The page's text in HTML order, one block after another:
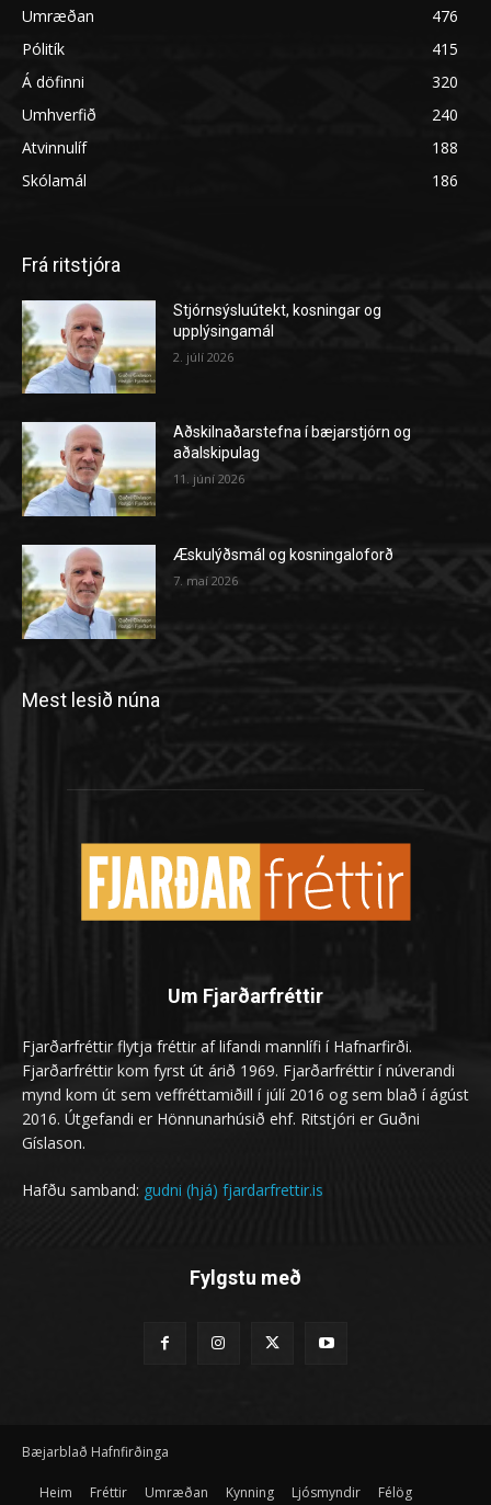
Umræðan
476
Pólitík
415
Á döfinni
320
Umhverfið
240
Atvinnulíf
188
Skólamál
186
Frá ritstjóra
Stjórnsýsluútekt, kosningar og
upplýsingamál
2. júlí 2026
Aðskilnaðarstefna í bæjarstjórn og
aðalskipulag
11. júní 2026
Æskulýðsmál og kosningaloforð
7. maí 2026
Mest lesið núna
Um Fjarðarfréttir
Fjarðarfréttir flytja fréttir af lifandi mannlífi í Hafnarfirði.
Fjarðarfréttir kom fyrst út árið 1969. Fjarðarfréttir í núverandi
mynd kom út sem veffréttamiðill í júlí 2016 og sem blað í ágúst
2016. Útgefandi er Hönnunarhúsið ehf. Ritstjóri er Guðni
Gíslason.
Hafðu samband: gudni (hjá) fjardarfrettir.is
Fylgstu með
Bæjarblað Hafnfirðinga
Heim Fréttir Umræðan Kynning Ljósmyndir Félög